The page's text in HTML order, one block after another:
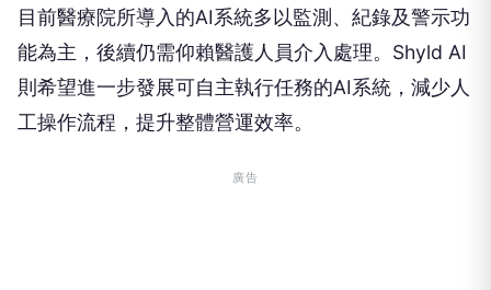
目前醫療院所導入的AI系統多以監測、紀錄及警示功
能為主，後續仍需仰賴醫護人員介入處理。Shyld AI
則希望進一步發展可自主執行任務的AI系統，減少人
工操作流程，提升整體營運效率。
廣告